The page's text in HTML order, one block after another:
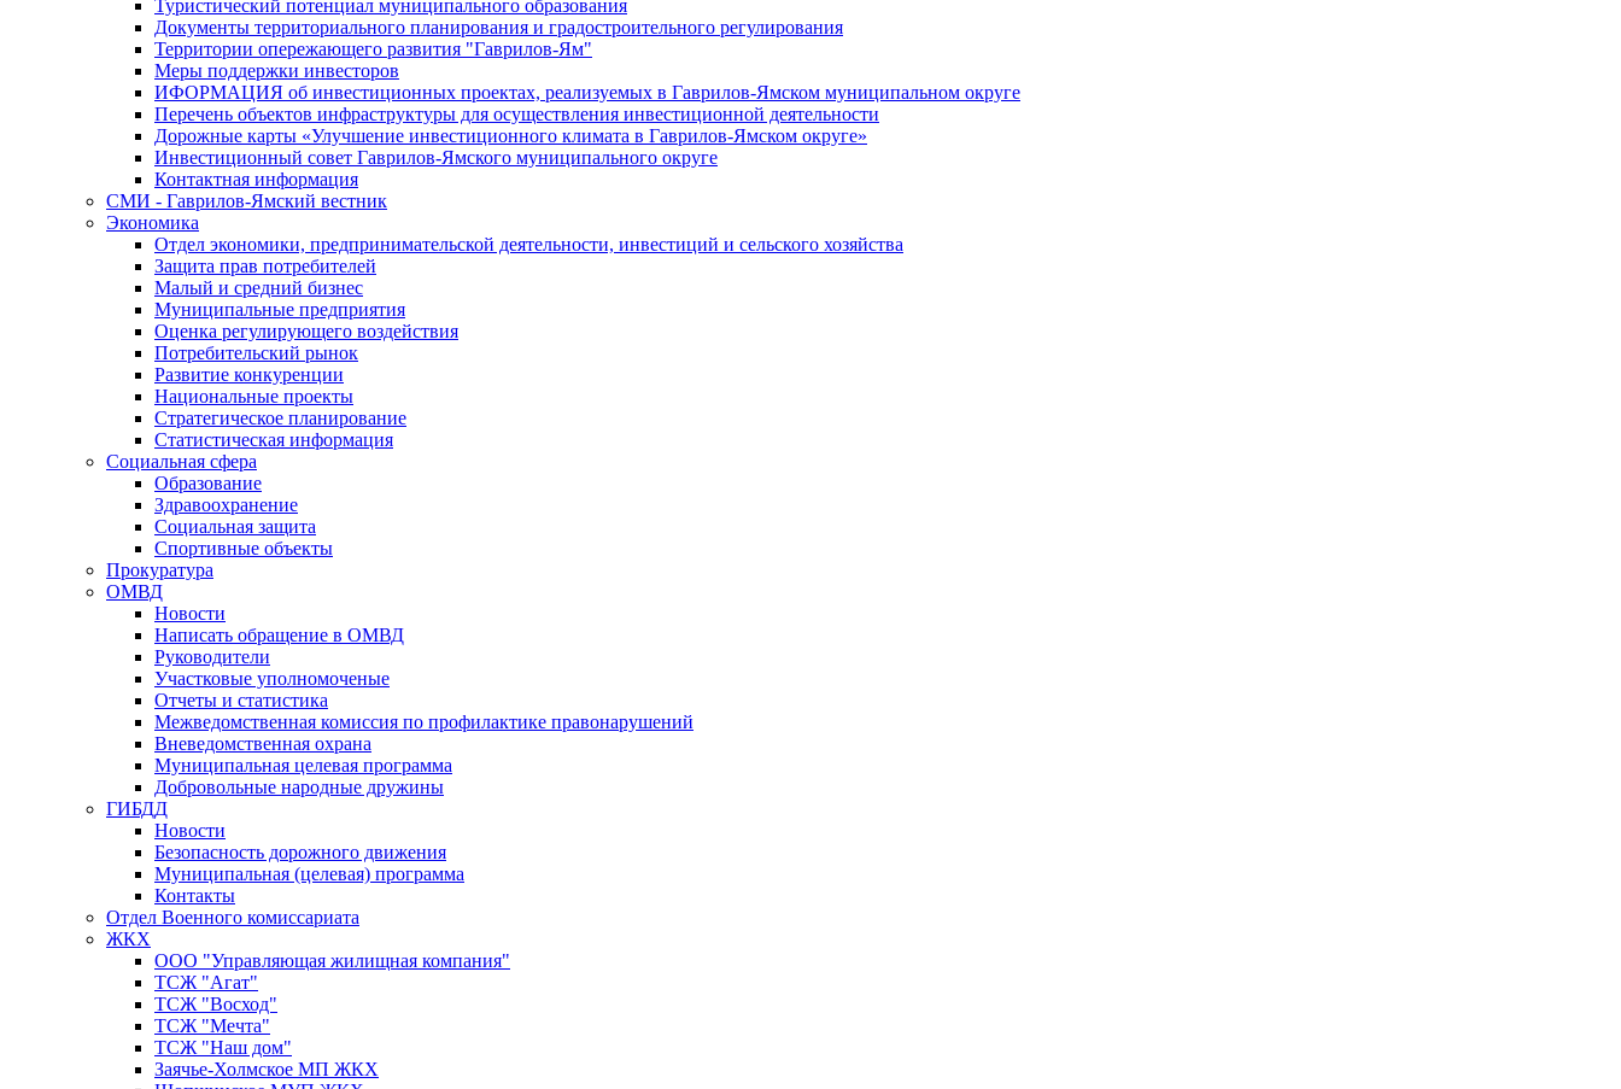
Туристический потенциал муниципального образования
Документы территориального планирования и градостроительного регулирования
Территории опережающего развития "Гаврилов-Ям"
Меры поддержки инвесторов
ИФОРМАЦИЯ об инвестиционных проектах, реализуемых в Гаврилов-Ямском муниципальном округе
Перечень объектов инфраструктуры для осуществления инвестиционной деятельности
Дорожные карты «Улучшение инвестиционного климата в Гаврилов-Ямском округе»
Инвестиционный совет Гаврилов-Ямского муниципального округе
Контактная информация
СМИ - Гаврилов-Ямский вестник
Экономика
Отдел экономики, предпринимательской деятельности, инвестиций и сельского хозяйства
Защита прав потребителей
Малый и средний бизнес
Муниципальные предприятия
Оценка регулирующего воздействия
Потребительский рынок
Развитие конкуренции
Национальные проекты
Стратегическое планирование
Статистическая информация
Социальная сфера
Образование
Здравоохранение
Социальная защита
Спортивные объекты
Прокуратура
ОМВД
Новости
Написать обращение в ОМВД
Руководители
Участковые уполномоченые
Отчеты и статистика
Межведомственная комиссия по профилактике правонарушений
Вневедомственная охрана
Муниципальная целевая программа
Добровольные народные дружины
ГИБДД
Новости
Безопасность дорожного движения
Муниципальная (целевая) программа
Контакты
Отдел Военного комиссариата
ЖКХ
ООО "Управляющая жилищная компания"
ТСЖ "Агат"
ТСЖ "Восход"
ТСЖ "Мечта"
ТСЖ "Наш дом"
Заячье-Холмское МП ЖКХ